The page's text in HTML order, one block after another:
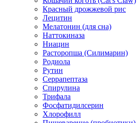
Красный дрожжевой рис
Лецитин
Мелатонин (для сна)
Наттокиназа
Ниацин
Расторопша (Силимарин)
Родиола
Рутин
Серрапептаза
Спирулина
Трифала
Фосфатидилсерин
Хлорофилл